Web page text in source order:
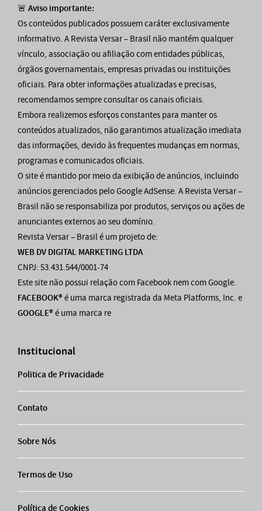
🚨 Aviso importante:
Os conteúdos publicados possuem caráter exclusivamente
informativo. A Revista Versar – Brasil não mantém qualquer
vínculo, associação ou afiliação com entidades públicas,
órgãos governamentais, empresas privadas ou instituições
oficiais. Para obter informações atualizadas e precisas,
recomendamos sempre consultar os canais oficiais.
Embora realizemos esforços constantes para manter os
conteúdos atualizados, não garantimos atualização imediata
das informações, devido às frequentes mudanças em normas,
programas e comunicados oficiais.
O site é mantido por meio da exibição de anúncios, incluindo
anúncios gerenciados pelo Google AdSense. A Revista Versar –
Brasil não se responsabiliza por produtos, serviços ou ações de
anunciantes externos ao seu domínio.
Revista Versar – Brasil é um projeto de:
WEB DV DIGITAL MARKETING LTDA
CNPJ: 53.431.544/0001-74
Este site não possui relação com Facebook nem com Google.
FACEBOOK®é uma marca registrada da Meta Platforms, Inc. e
GOOGLE®é uma marca re
Institucional
Politica de Privacidade
Contato
Sobre Nós
Termos de Uso
Política de Cookies